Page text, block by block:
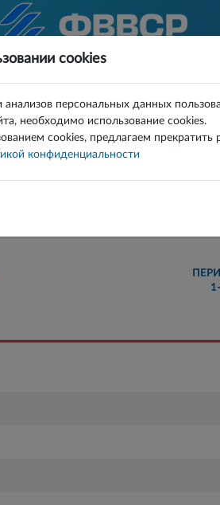
cookies
персональных данных
необходимо использование cookies.
cookies, предлагаем прекратить
конфиденциальности
МУЖСКИХ КОМАНД 2025/26